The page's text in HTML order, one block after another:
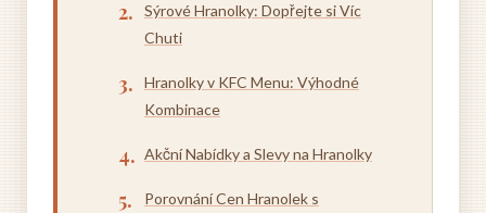
Sýrové Hranolky: Dopřejte si Víc
Chuti
Hranolky v KFC Menu: Výhodné
Kombinace
Akční Nabídky a Slevy na Hranolky
Porovnání Cen Hranolek s